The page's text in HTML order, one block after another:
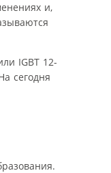
и,
IGBT 12-
сегодня